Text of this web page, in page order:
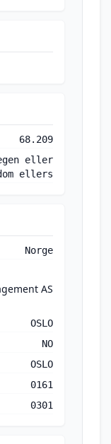
68.209
eller
ellers
Norge
AS
OSLO
NO
OSLO
0161
0301